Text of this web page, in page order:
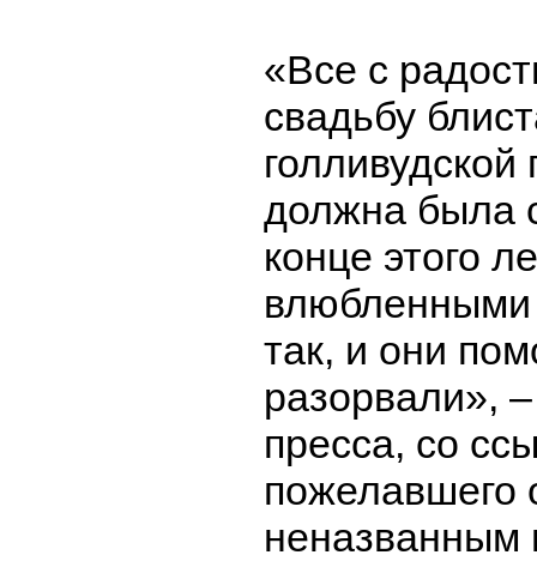
«Все с
свадьбу
должна была
конце этого
влюбленными
так, и они
разорвали»,
пресса, со
пожелавшего
неназванным